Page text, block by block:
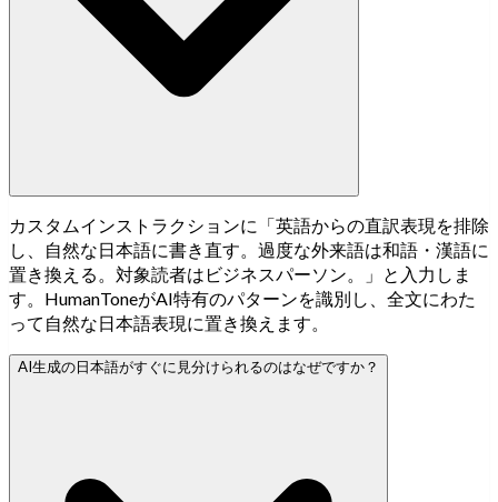
カスタムインストラクションに「英語からの直訳表現を排除
し、自然な日本語に書き直す。過度な外来語は和語・漢語に
置き換える。対象読者はビジネスパーソン。」と入力しま
す。HumanToneがAI特有のパターンを識別し、全文にわた
って自然な日本語表現に置き換えます。
AI生成の日本語がすぐに見分けられるのはなぜですか？